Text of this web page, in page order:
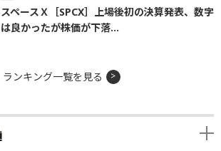
スペースＸ［SPCX］上場後初の決算発表、数字
は良かったが株価が下落...
ランキング一覧を見る